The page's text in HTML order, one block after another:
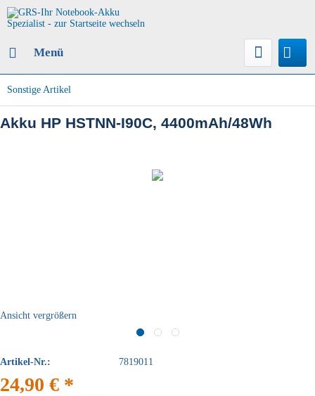
Menü
Sonstige Artikel
Akku HP HSTNN-I90C, 4400mAh/48Wh
Ansicht vergrößern
Artikel-Nr.: 7819011
24,90 € *